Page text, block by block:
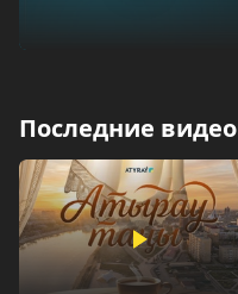
Последние видео